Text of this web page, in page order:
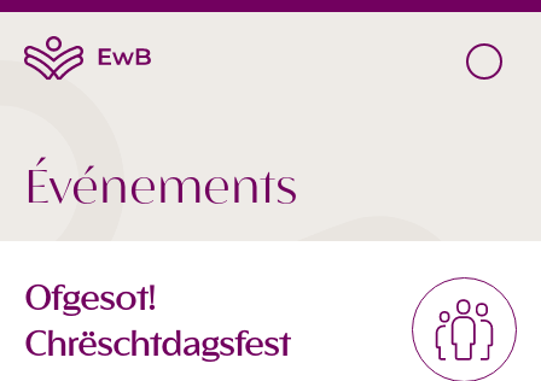
Événements
Ofgesot!
Chrëschtdagsfest